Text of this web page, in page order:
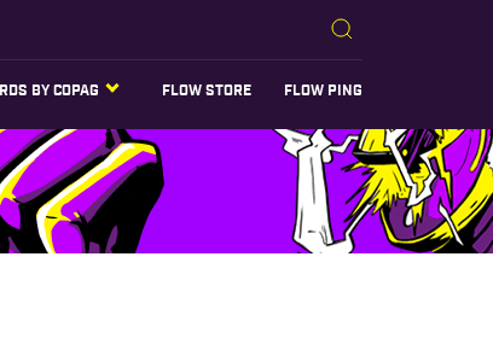
BY COPAG FLOW STORE FLOW PING